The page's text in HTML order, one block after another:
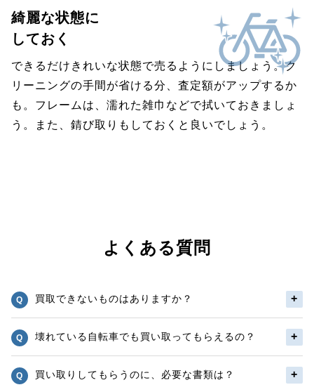
綺麗な状態に
しておく
できるだけきれいな状態で売るようにしましょう。ク
リーニングの手間が省ける分、査定額がアップするか
も。フレームは、濡れた雑巾などで拭いておきましょ
う。また、錆び取りもしておくと良いでしょう。
よくある質問
買取できないものはありますか？
壊れている自転車でも買い取ってもらえるの？
買い取りしてもらうのに、必要な書類は？